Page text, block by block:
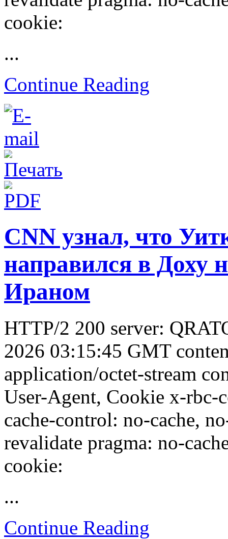
cookie:
...
Continue Reading
CNN узнал, что
направился в Доху
Ираном
HTTP/2 200 server:
2026 03:15:45 GMT
application/octet-stream
User-Agent, Cookie x-rbc-
cache-control: no-cache,
revalidate pragma: no-
cookie:
...
Continue Reading